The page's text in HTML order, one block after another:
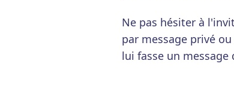
Ne pas hésiter à
par message privé
lui fasse un message